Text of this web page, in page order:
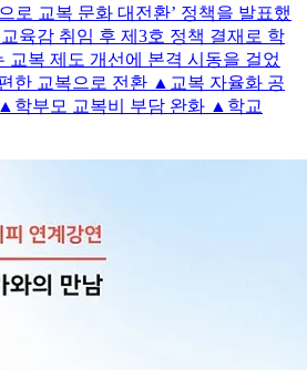
로 교복 문화 대전환’ 정책을 발표했
육감 취임 후 제3호 정책 결재로 학
교복 제도 개선에 본격 시동을 걸었
한 교복으로 전환 ▲교복 자율화 공
학부모 교복비 부담 완화 ▲학교